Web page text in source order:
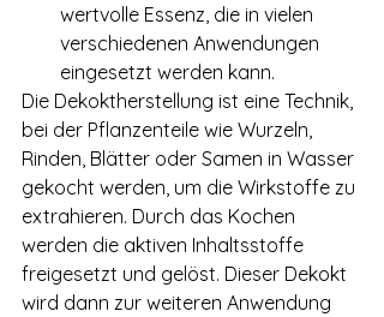
wertvolle Essenz, die in vielen
verschiedenen Anwendungen
eingesetzt werden kann.
Die Dekoktherstellung ist eine Technik,
bei der Pflanzenteile wie Wurzeln,
Rinden, Blätter oder Samen in Wasser
gekocht werden, um die Wirkstoffe zu
extrahieren. Durch das Kochen
werden die aktiven Inhaltsstoffe
freigesetzt und gelöst. Dieser Dekokt
wird dann zur weiteren Anwendung